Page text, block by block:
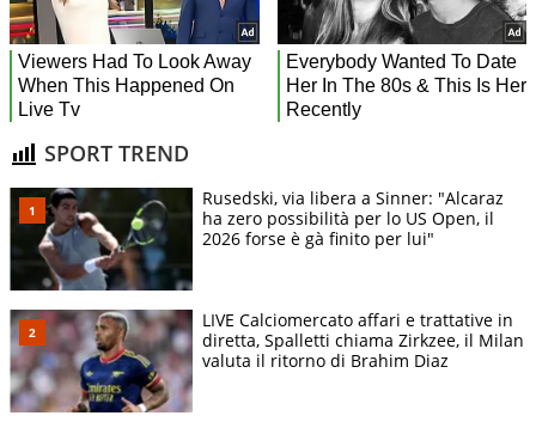
SPORT TREND
Rusedski, via libera a Sinner: "Alcaraz
ha zero possibilità per lo US Open, il
2026 forse è gà finito per lui"
LIVE Calciomercato affari e trattative in
diretta, Spalletti chiama Zirkzee, il Milan
valuta il ritorno di Brahim Diaz